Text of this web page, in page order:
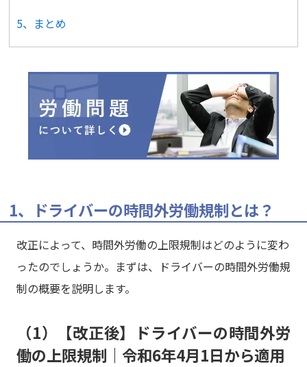
5、まとめ
1、ドライバーの時間外労働規制とは？
改正によって、時間外労働の上限規制はどのように変わ
ったのでしょうか。まずは、ドライバーの時間外労働規
制の概要を説明します。
（1）【改正後】ドライバーの時間外労
働の上限規制｜令和6年4月1日から適用